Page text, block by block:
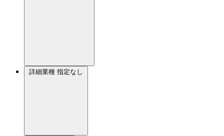
詳細業種 指定なし